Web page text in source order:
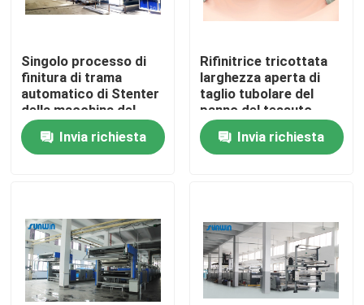
Macchina di Stenter dell'aria calda
Macchina di Stenter del tessuto
Macchina della regolazione di calore del tessuto
Rifinitrice del tessuto
Singolo processo di
finitura di trama
automatico di Stenter
della macchina del
raddrizzatore di
Padder di 8 camere
Invia richiesta
Rifinitrice tricottata
larghezza aperta di
taglio tubolare del
panno del tessuto
2800mm
Invia richiesta